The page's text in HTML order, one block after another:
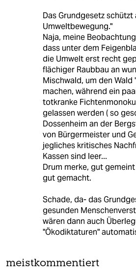
Das Grundgesetz schützt
Umweltbewegung."
Naja, meine
dass unter dem
die Umwelt erst recht
flächiger Raubbau an
Mischwald, um den Wald
machen, während ein
totkranke
gelassen werden ( so
Dossenheim an der
von Bürgermeister und
jegliches kritisches
Kassen sind leer...
Drum merke, gut
gut gemacht.
Schade, da- das
gesunden
wären dann auch
"Ökodiktaturen"
meistkommentiert